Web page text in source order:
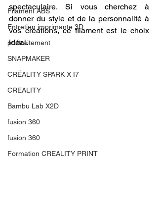
Filament ABS
Entretien imprimante 3D
postraitement
SNAPMAKER
CRÉALITY SPARK X I7
CREALITY
Bambu Lab X2D
fusion 360
fusion 360
Formation CREALITY PRINT
spectaculaire. Si vous cherchez à
donner du style et de la personnalité à
vos créations, ce filament est le choix
idéal.